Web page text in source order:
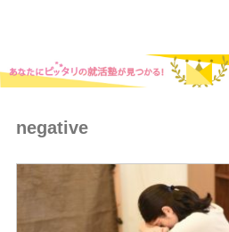
negative